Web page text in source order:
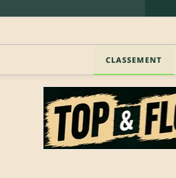
CLASSEMENT